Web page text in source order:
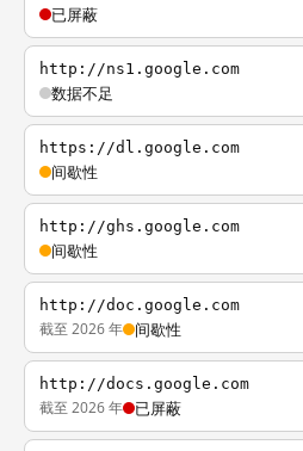
已屏蔽
http://ns1.google.com
数据不足
https://dl.google.com
间歇性
http://ghs.google.com
间歇性
http://doc.google.com
截至 2026 年 间歇性
http://docs.google.com
截至 2026 年 已屏蔽